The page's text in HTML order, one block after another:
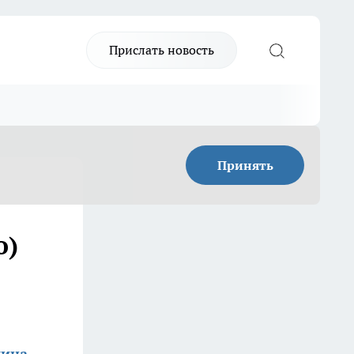
Прислать новость
Принять